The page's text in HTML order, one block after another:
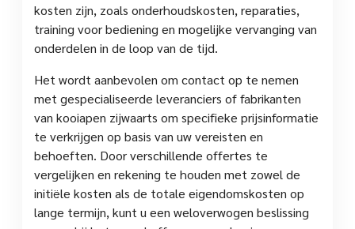
kosten zijn, zoals onderhoudskosten, reparaties,
training voor bediening en mogelijke vervanging van
onderdelen in de loop van de tijd.
Het wordt aanbevolen om contact op te nemen
met gespecialiseerde leveranciers of fabrikanten
van kooiapen zijwaarts om specifieke prijsinformatie
te verkrijgen op basis van uw vereisten en
behoeften. Door verschillende offertes te
vergelijken en rekening te houden met zowel de
initiële kosten als de totale eigendomskosten op
lange termijn, kunt u een weloverwogen beslissing